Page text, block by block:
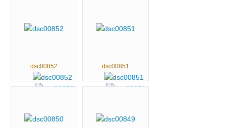
dsc00852 dsc00851